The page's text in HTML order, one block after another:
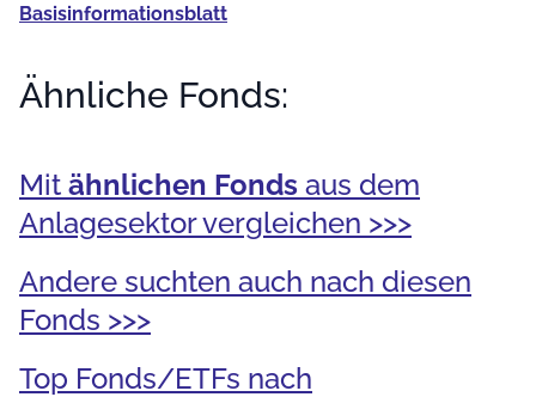
Basis­informationsblatt
Ähnliche Fonds:
Mit ähnlichen Fonds aus dem
Anlagesektor vergleichen >>>
Andere suchten auch nach diesen
Fonds >>>
Top Fonds/ETFs nach